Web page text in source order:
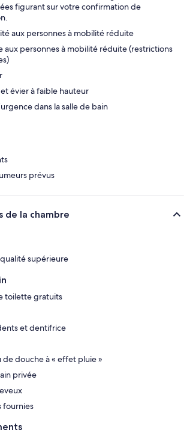
figurant sur votre confirmation de
aux personnes à mobilité réduite
aux personnes à mobilité réduite (restrictions
évier à faible hauteur
dans la salle de bain
prévus
de la chambre
supérieure
toilette gratuits
et dentifrice
de douche à « effet pluie »
privée
fournies